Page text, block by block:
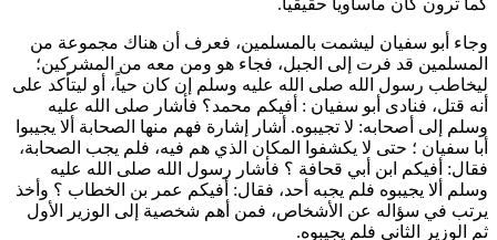
كما ترون كان مأساوياً حقيقياً.
وجاء أبو سفيان ليشمت بالمسلمين، فعرف أن هناك مجموعة من
المسلمين قد فرت إلى الجبل، فجاء هو ومن معه من المشركين؛
ليخاطب رسول الله صلى الله عليه وسلم إن كان حياً، أو ليتأكد على
أنه قتل، فنادى أبو سفيان : أفيكم محمد؟ فأشار صلى الله عليه
وسلم إلى أصحابه: لا تجيبوه. أشار إشارة فهم منها الصحابة ألا يجيبوا
أبا سفيان ؛ حتى لا يكشفوا المكان الذي هم فيه، فلم يجب الصحابة،
فقال: أفيكم
ابن أبي قحافة ؟ فأشار رسول الله صلى الله عليه
وسلم ألا يجيبوه فلم يجبه أحد، فقال: أفيكم عمر بن الخطاب ؟ وأخذ
يرتب في سؤاله عن الأشخاص، فمن أهم شخصية إلى الوزير الأول
ثم الوزير الثاني فلم يجيبوه.